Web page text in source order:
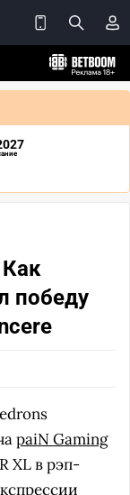
Как
победу
paiN Gaming
XL в рэп-